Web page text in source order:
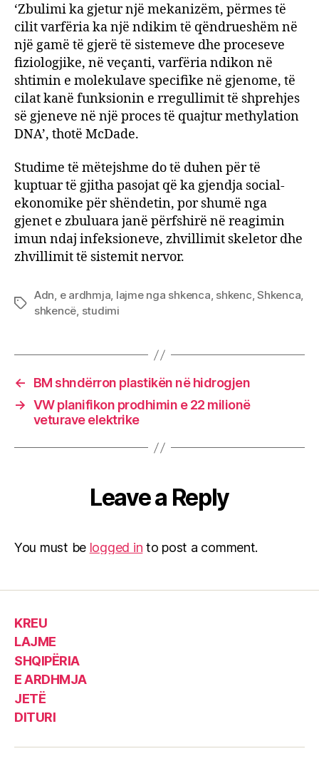
‘Zbulimi ka gjetur një mekanizëm, përmes të
cilit varfëria ka një ndikim të qëndrueshëm në
një gamë të gjerë të sistemeve dhe proceseve
fiziologjike, në veçanti, varfëria ndikon në
shtimin e molekulave specifike në gjenome, të
cilat kanë funksionin e rregullimit të shprehjes
së gjeneve në një proces të quajtur methylation
DNA’, thotë McDade.
Studime të mëtejshme do të duhen për të
kuptuar të gjitha pasojat që ka gjendja social-
ekonomike për shëndetin, por shumë nga
gjenet e zbuluara janë përfshirë në reagimin
imun ndaj infeksioneve, zhvillimit skeletor dhe
zhvillimit të sistemit nervor.
Tags
Adn, e ardhmja, lajme nga shkenca, shkenc,Shkenca,
shkencë, studimi
←
BM shndërron plastikën në hidrogjen
→ VW planifikon prodhimin e 22 milionë
veturave elektrike
Leave a Reply
You must be logged in to post a comment.
KREU
LAJME
SHQIPËRIA
E ARDHMJA
JETË
DITURI